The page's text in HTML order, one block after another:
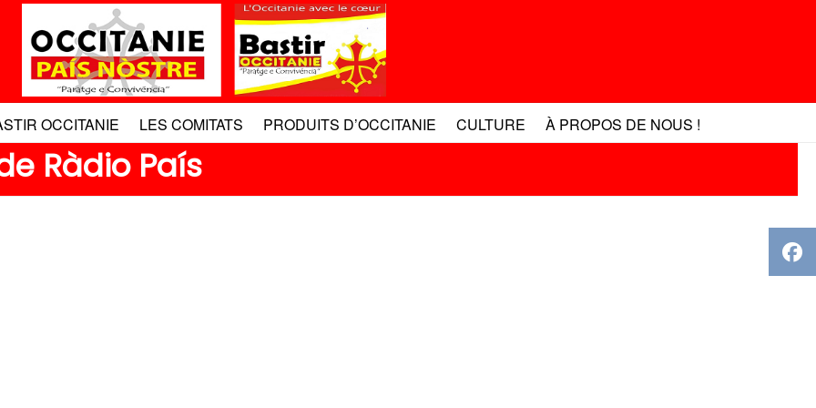
OCCITANIE LES COMITATS PRODUITS D’OCCITANIE CULTURE À PROPOS DE NOUS !
Ràdio País